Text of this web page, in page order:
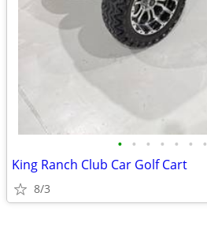
• • • • • • •
King Ranch Club Car Golf Cart
8/3